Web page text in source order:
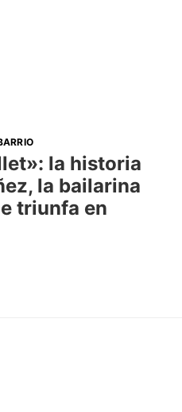
la historia
la bailarina
triunfa en